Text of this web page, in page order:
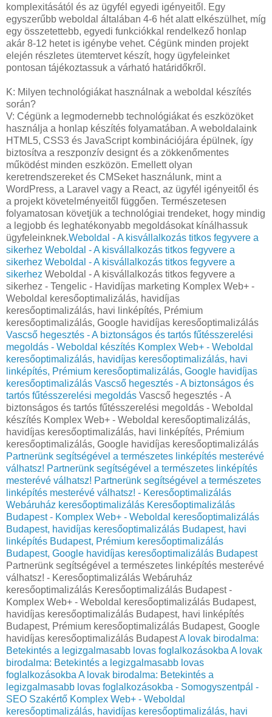
komplexitásától és az ügyfél egyedi igényeitől. Egy
egyszerűbb weboldal általában 4-6 hét alatt elkészülhet, míg
egy összetettebb, egyedi funkciókkal rendelkező honlap
akár 8-12 hetet is igénybe vehet. Cégünk minden projekt
elején részletes ütemtervet készít, hogy ügyfeleinket
pontosan tájékoztassuk a várható határidőkről.
K: Milyen technológiákat használnak a weboldal készítés
során?
V: Cégünk a legmodernebb technológiákat és eszközöket
használja a honlap készítés folyamatában. A weboldalaink
HTML5, CSS3 és JavaScript kombinációjára épülnek, így
biztosítva a reszponzív designt és a zökkenőmentes
működést minden eszközön. Emellett olyan
keretrendszereket és CMSeket használunk, mint a
WordPress, a Laravel vagy a React, az ügyfél igényeitől és
a projekt követelményeitől függően. Természetesen
folyamatosan követjük a technológiai trendeket, hogy mindig
a legjobb és leghatékonyabb megoldásokat kínálhassuk
ügyfeleinknek.Weboldal - A kisvállalkozás titkos fegyvere a
sikerhez Weboldal - A kisvállalkozás titkos fegyvere a
sikerhez Weboldal - A kisvállalkozás titkos fegyvere a
sikerhez Weboldal - A kisvállalkozás titkos fegyvere a
sikerhez - Tengelic - Havidíjas marketing Komplex Web+ -
Weboldal keresőoptimalizálás, havidíjas
keresőoptimalizálás, havi linképítés, Prémium
keresőoptimalizálás, Google havidíjas keresőoptimalizálás
Vascső hegesztés - A biztonságos és tartós fűtésszerelési
megoldás - Weboldal készítés Komplex Web+ - Weboldal
keresőoptimalizálás, havidíjas keresőoptimalizálás, havi
linképítés, Prémium keresőoptimalizálás, Google havidíjas
keresőoptimalizálás Vascső hegesztés - A biztonságos és
tartós fűtésszerelési megoldás Vascső hegesztés - A
biztonságos és tartós fűtésszerelési megoldás - Weboldal
készítés Komplex Web+ - Weboldal keresőoptimalizálás,
havidíjas keresőoptimalizálás, havi linképítés, Prémium
keresőoptimalizálás, Google havidíjas keresőoptimalizálás
Partnerünk segítségével a természetes linképítés mesterévé
válhatsz! Partnerünk segítségével a természetes linképítés
mesterévé válhatsz! Partnerünk segítségével a természetes
linképítés mesterévé válhatsz! - Keresőoptimalizálás
Webáruház keresőoptimalizálás Keresőoptimalizálás
Budapest - Komplex Web+ - Weboldal keresőoptimalizálás
Budapest, havidíjas keresőoptimalizálás Budapest, havi
linképítés Budapest, Prémium keresőoptimalizálás
Budapest, Google havidíjas keresőoptimalizálás Budapest
Partnerünk segítségével a természetes linképítés mesterévé
válhatsz! - Keresőoptimalizálás Webáruház
keresőoptimalizálás Keresőoptimalizálás Budapest -
Komplex Web+ - Weboldal keresőoptimalizálás Budapest,
havidíjas keresőoptimalizálás Budapest, havi linképítés
Budapest, Prémium keresőoptimalizálás Budapest, Google
havidíjas keresőoptimalizálás BudapestA lovak birodalma:
Betekintés a legizgalmasabb lovas foglalkozásokba A lovak
birodalma: Betekintés a legizgalmasabb lovas
foglalkozásokba A lovak birodalma: Betekintés a
legizgalmasabb lovas foglalkozásokba - Somogyszentpál -
SEO Szakértő Komplex Web+ - Weboldal
keresőoptimalizálás, havidíjas keresőoptimalizálás, havi